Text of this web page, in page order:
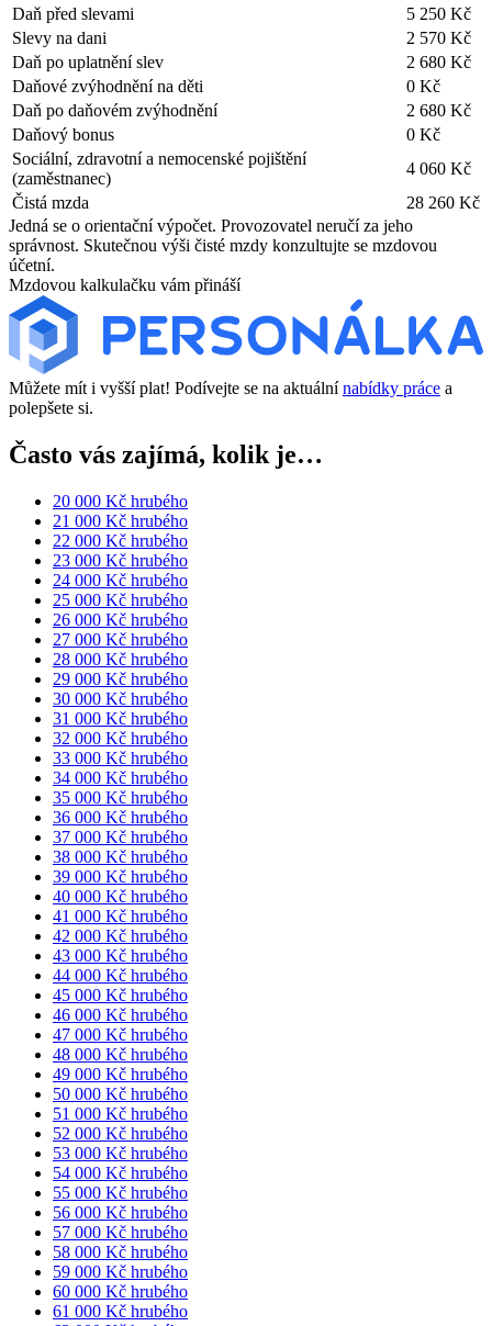
Daň před slevami
5 250 Kč
Slevy na dani
2 570 Kč
Daň po uplatnění slev
2 680 Kč
Daňové zvýhodnění na děti
0 Kč
Daň po daňovém zvýhodnění
2 680 Kč
Daňový bonus
0 Kč
Sociální, zdravotní a nemocenské pojištění
(zaměstnanec)
4 060 Kč
Čistá mzda
28 260 Kč
Jedná se o orientační výpočet. Provozovatel neručí za jeho
správnost. Skutečnou výši čisté mzdy konzultujte se mzdovou
účetní.
Mzdovou kalkulačku vám přináší
Můžete mít i vyšší plat! Podívejte se na aktuálnínabídky práce a
polepšete si.
Často vás zajímá, kolik je…
20 000 Kč hrubého
21 000 Kč hrubého
22 000 Kč hrubého
23 000 Kč hrubého
24 000 Kč hrubého
25 000 Kč hrubého
26 000 Kč hrubého
27 000 Kč hrubého
28 000 Kč hrubého
29 000 Kč hrubého
30 000 Kč hrubého
31 000 Kč hrubého
32 000 Kč hrubého
33 000 Kč hrubého
34 000 Kč hrubého
35 000 Kč hrubého
36 000 Kč hrubého
37 000 Kč hrubého
38 000 Kč hrubého
39 000 Kč hrubého
40 000 Kč hrubého
41 000 Kč hrubého
42 000 Kč hrubého
43 000 Kč hrubého
44 000 Kč hrubého
45 000 Kč hrubého
46 000 Kč hrubého
47 000 Kč hrubého
48 000 Kč hrubého
49 000 Kč hrubého
50 000 Kč hrubého
51 000 Kč hrubého
52 000 Kč hrubého
53 000 Kč hrubého
54 000 Kč hrubého
55 000 Kč hrubého
56 000 Kč hrubého
57 000 Kč hrubého
58 000 Kč hrubého
59 000 Kč hrubého
60 000 Kč hrubého
61 000 Kč hrubého